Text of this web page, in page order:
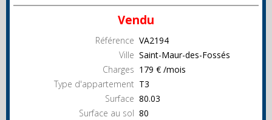
Vendu
Référence VA2194
Ville Saint-Maur-des-Fossés
Charges 179 € /mois
Type d'appartement T3
Surface 80.03
Surface au sol 80